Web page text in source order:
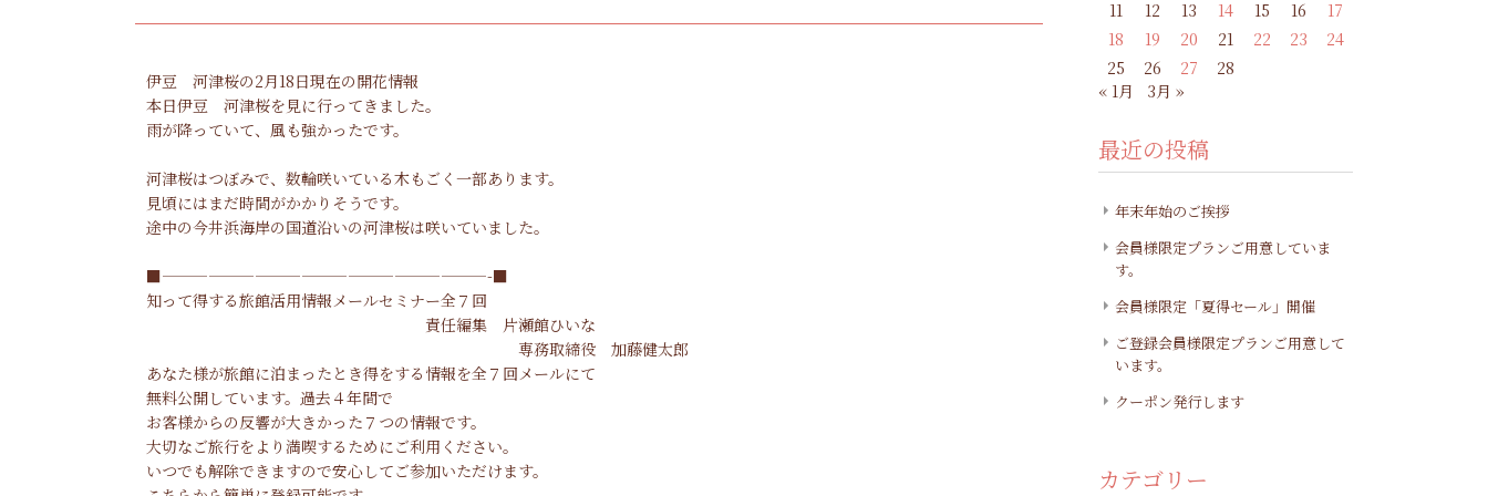
伊豆 河津桜の2月18日現在の開花情報
本日伊豆 河津桜を見に行ってきました。
雨が降っていて、風も強かったです。
河津桜はつぼみで、数輪咲いている木もごく一部あります。
見頃にはまだ時間がかかりそうです。
途中の今井浜海岸の国道沿いの河津桜は咲いていました。
■—————————————————————-■
知って得する旅館活用情報メールセミナー全７回
責任編集 片瀬館ひいな
専務取締役 加藤健太郎
あなた様が旅館に泊まったとき得をする情報を全７回メールにて
無料公開しています。過去４年間で
お客様からの反響が大きかった７つの情報です。
大切なご旅行をより満喫するためにご利用ください。
いつでも解除できますので安心してご参加いただけます。
11 12 13 14 15 16
17
18
19 20 21 22 23
24
25
26 27
28
« 1月
3月 »
最近の投稿
年末年始のご挨拶
会員様限定プランご用意していま
す。
会員様限定「夏得セール」開催
ご登録会員様限定プランご用意して
います。
クーポン発行します
カテゴリー